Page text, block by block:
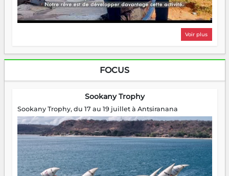
Voir plus
FOCUS
Sookany Trophy
Sookany Trophy, du 17 au 19 juillet à Antsiranana